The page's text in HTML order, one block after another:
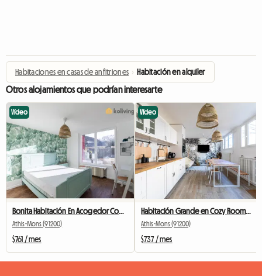
Habitaciones en casas de anfitriones › Habitación en alquiler
Otros alojamientos que podrían interesarte
Vídeo
Bonita Habitación En Acogedor Compañero De Cuarto # 2
Athis-Mons (91200)
$761 / mes
Vídeo
Habitación Grande en Cozy Roommate # 5 Nueva York cerca de Olry
Athis-Mons (91200)
$737 / mes